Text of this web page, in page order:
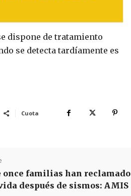
dispone de tratamiento
se detecta tardíamente es
Cuota
once familias han reclamado
después de sismos: AMIS